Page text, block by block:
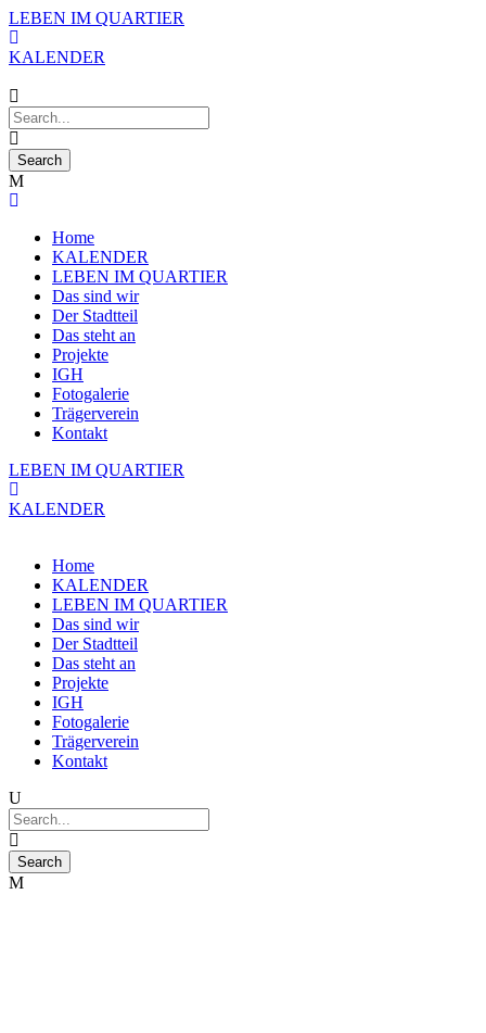
LEBEN IM QUARTIER
KALENDER
Home
KALENDER
LEBEN IM QUARTIER
Das sind wir
Der Stadtteil
Das steht an
Projekte
IGH
Fotogalerie
Trägerverein
Kontakt
LEBEN IM QUARTIER
KALENDER
Home
KALENDER
LEBEN IM QUARTIER
Das sind wir
Der Stadtteil
Das steht an
Projekte
IGH
Fotogalerie
Trägerverein
Kontakt